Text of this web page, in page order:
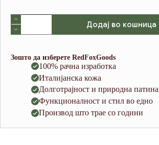
Watch
Roll
Case
(Waxy
Leather)
количина
Додај во кошница
Зошто да изберете RedFoxGoods
100% рачна изработка
Италијанска кожа
Долготрајност и природна патина
Функционалност и стил во едно
Производ што трае со години